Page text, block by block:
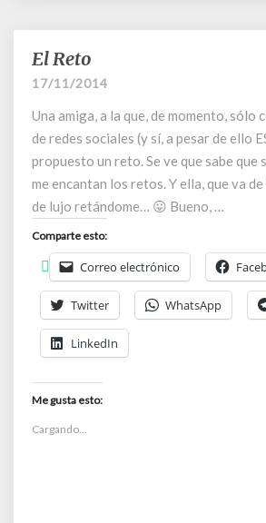
El
Reto
El Reto
17/11/2014
Una amiga, a la que, de momento, sólo
de redes sociales (y sí, a pesar de ello
propuesto un reto. Se ve que sabe que
me encantan los retos. Y ella, que va de
de lujo retándome… 😛 Bueno, …
Comparte esto:
Correo electrónico
Twitter WhatsApp
LinkedIn
Me gusta esto:
Cargando...